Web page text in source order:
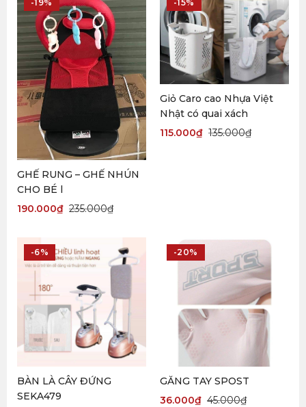
-19%
GHẾ RUNG – GHẾ NHÚN
CHO BÉ l
235.000₫
190.000₫
-15%
Giỏ Caro cao Nhựa Việt
Nhật có quai xách
135.000₫
115.000₫
-6%
BÀN LÀ CÂY ĐỨNG
SEKA479
-20%
GĂNG TAY SPOST
45.000₫
36.000₫